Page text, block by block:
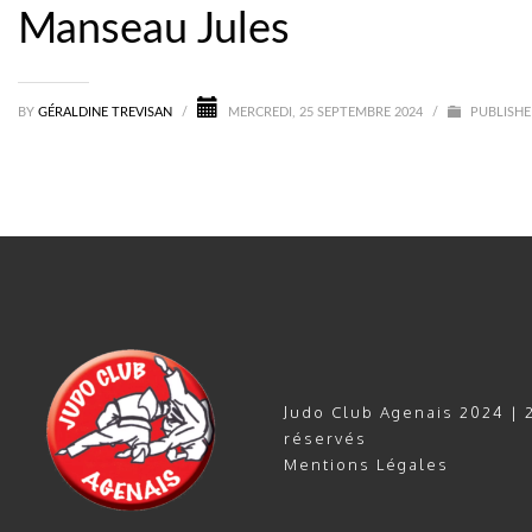
Manseau Jules
BY GÉRALDINE TREVISAN / MERCREDI, 25 SEPTEMBRE 2024 /
Judo Club Agenais 2024 |
réservés
Mentions Légales